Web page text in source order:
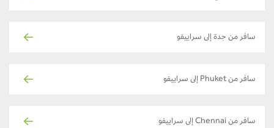
سافر من جدة إلى سراييفو
سافر من Phuket إلى سراييفو
سافر من Chennai إلى سراييفو